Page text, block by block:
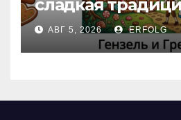
сладкая
Открываем
вчерашней
АВГ 5, 2026 ERFOLG